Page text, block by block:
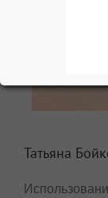
Татьяна